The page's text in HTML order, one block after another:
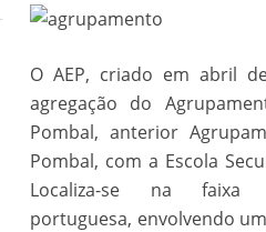
O AEP, criado em abril
agregação do
Pombal, anterior
Pombal, com a Escola
Localiza-se na faixa
portuguesa, envolvendo